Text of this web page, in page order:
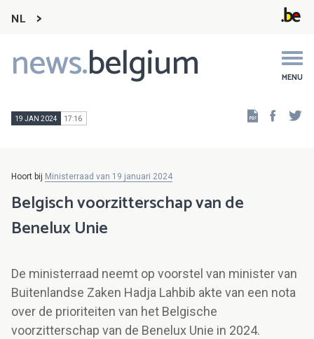
NL
news.belgium MENU
Main
navigation
19 JAN 2024 17:16
Hoort bij Ministerraad van 19 januari 2024
Belgisch voorzitterschap van de
Benelux Unie
De ministerraad neemt op voorstel van minister van
Buitenlandse Zaken Hadja Lahbib akte van een nota
over de prioriteiten van het Belgische
voorzitterschap van de Benelux Unie in 2024.